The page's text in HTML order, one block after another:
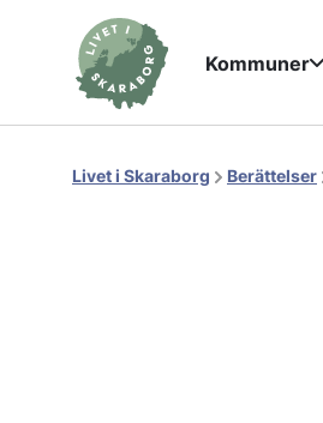
Kommuner
Livet i Skaraborg Berättelser